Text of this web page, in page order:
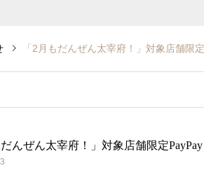
「2月もだんぜん太宰府！」対象店舗
だんぜん太宰府！」対象店舗限定